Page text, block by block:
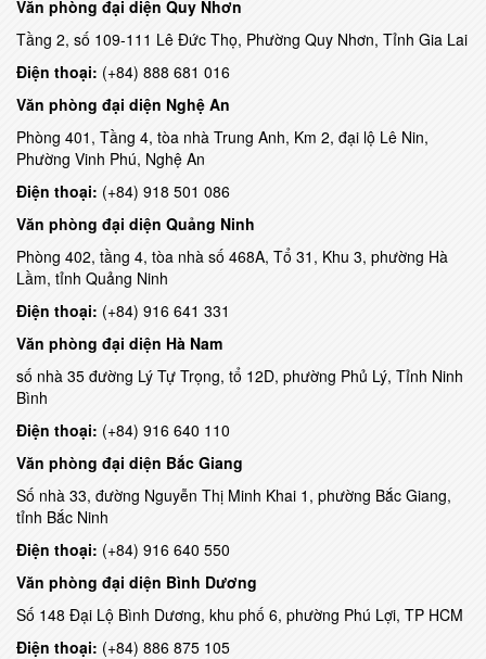
Văn phòng đại diện Quy Nhơn
Tầng 2, số 109-111 Lê Đức Thọ, Phường Quy Nhơn, Tỉnh Gia Lai
Điện thoại: (+84) 888 681 016
Văn phòng đại diện Nghệ An
Phòng 401, Tầng 4, tòa nhà Trung Anh, Km 2, đại lộ Lê Nin,
Phường Vinh Phú, Nghệ An
Điện thoại: (+84) 918 501 086
Văn phòng đại diện Quảng Ninh
Phòng 402, tầng 4, tòa nhà số 468A, Tổ 31, Khu 3, phường Hà
Lầm, tỉnh Quảng Ninh
Điện thoại: (+84) 916 641 331
Văn phòng đại diện Hà Nam
số nhà 35 đường Lý Tự Trọng, tổ 12D, phường Phủ Lý, Tỉnh Ninh
Bình
Điện thoại: (+84) 916 640 110
Văn phòng đại diện Bắc Giang
Số nhà 33, đường Nguyễn Thị Minh Khai 1, phường Bắc Giang,
tỉnh Bắc Ninh
Điện thoại: (+84) 916 640 550
Văn phòng đại diện Bình Dương
Số 148 Đại Lộ Bình Dương, khu phố 6, phường Phú Lợi, TP HCM
Điện thoại: (+84) 886 875 105